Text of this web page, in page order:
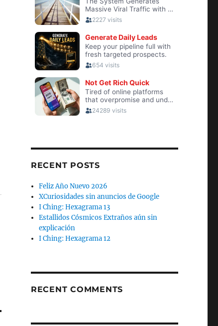
RECENT POSTS
Feliz Año Nuevo 2026
XCuriosidades sin anuncios de Google
I Ching: Hexagrama 13
Estallidos Cósmicos Extraños aún sin
explicación
I Ching: Hexagrama 12
RECENT COMMENTS